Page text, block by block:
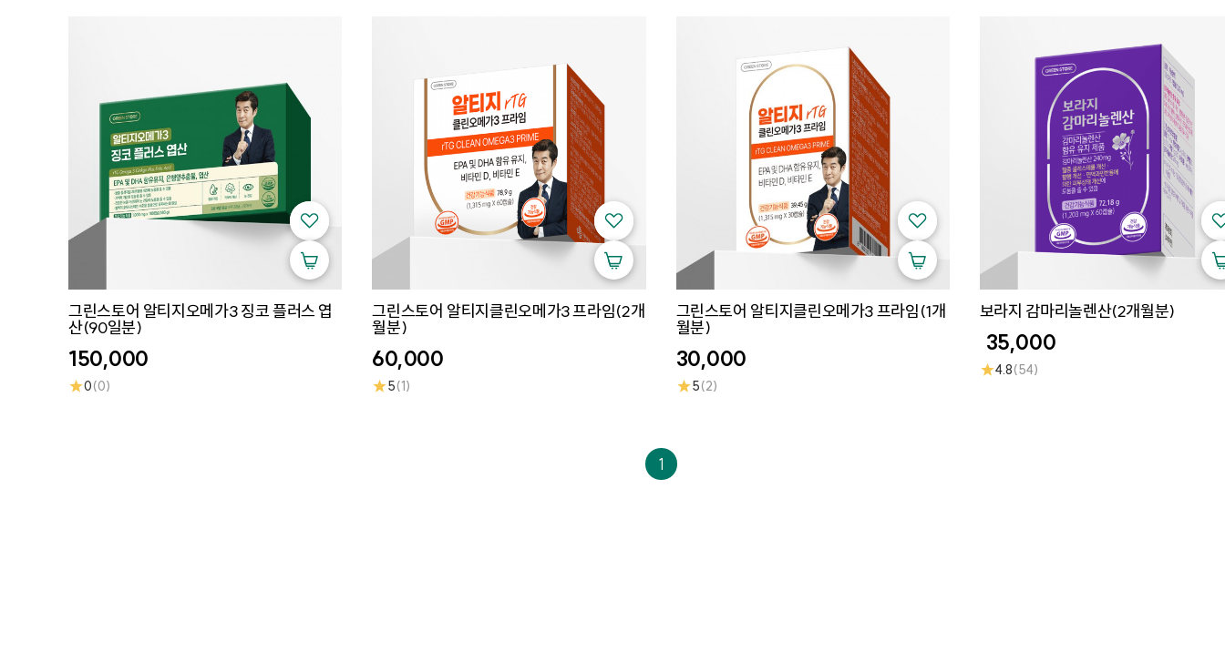
그린스토어 알티지오메가3 징코 플러스 엽
산(90일분)
150,000
★0(0)
그린스토어 알티지클린오메가3 프라임(2개
월분)
60,000
★5(1)
그린스토어 알티지클린오메가3 프라임(1개
월분)
30,000
★5(2)
보라지 감마리놀렌산(2개월분)
35,000
★4.8(54)
1